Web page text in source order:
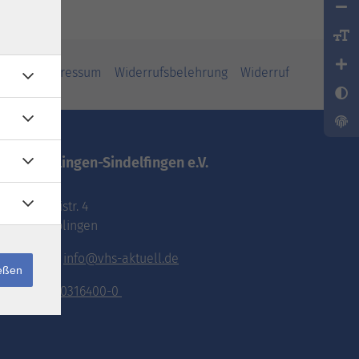
Impressum Widerrufsbelehrung Widerruf
vhs.Böblingen-Sindelfingen e.V.
Pestalozzistr. 4
71032 Böblingen
E-Mail: info@vhs-aktuell.de
Tel.: 070316400-0